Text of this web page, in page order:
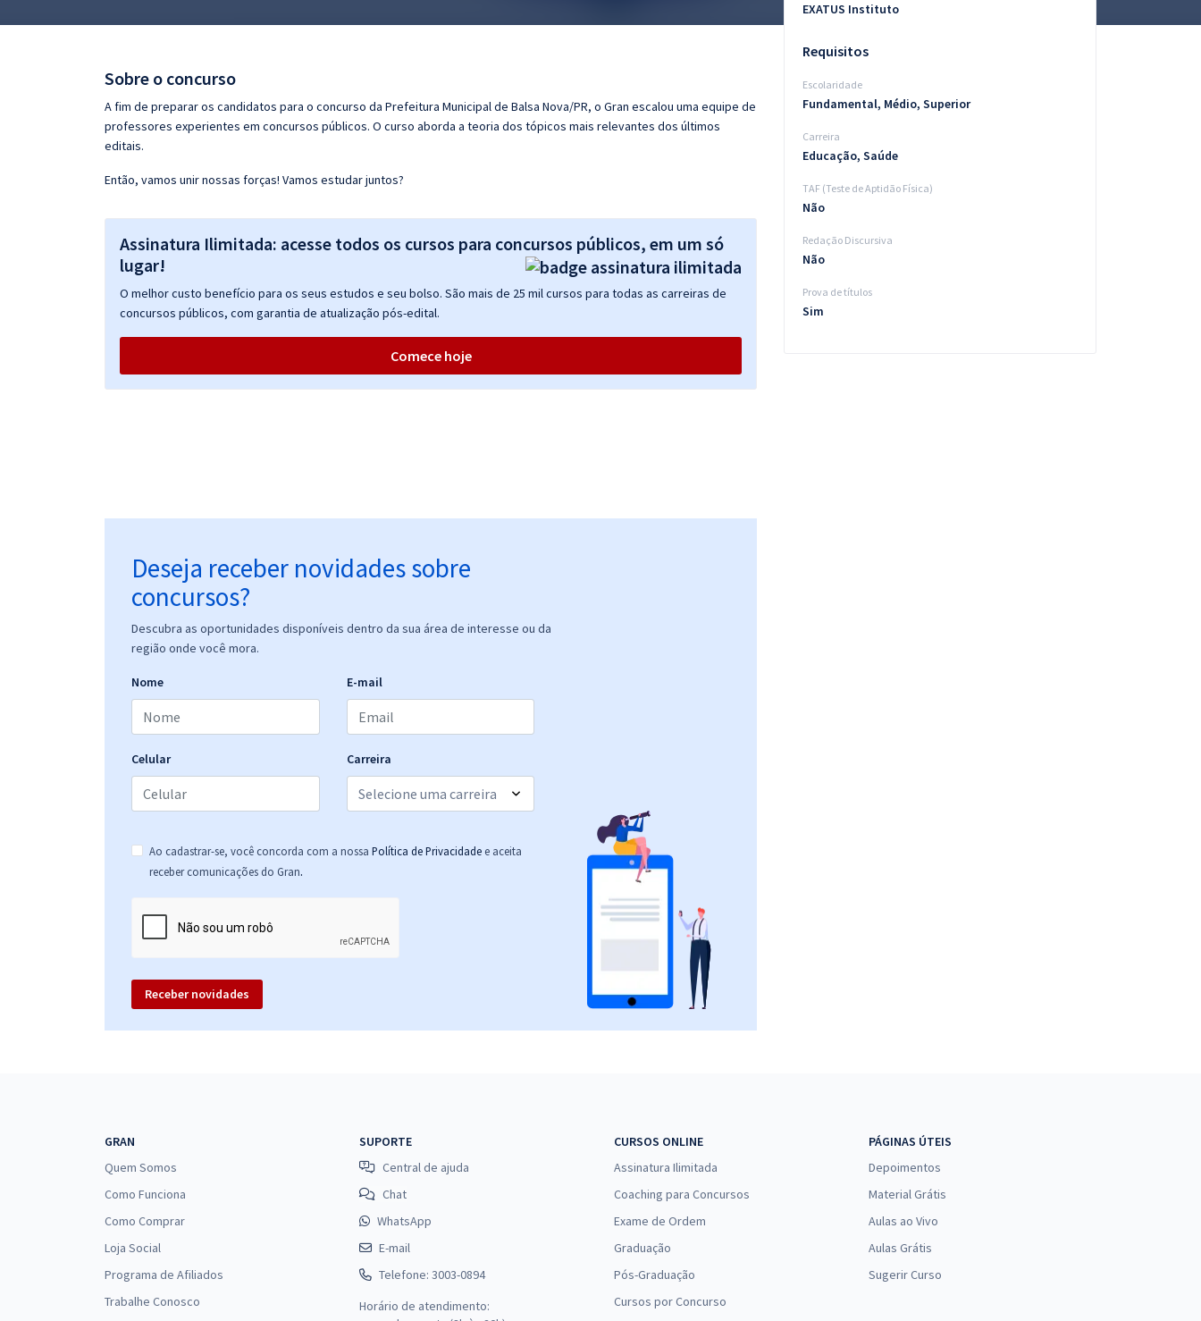
Questões grátis
Conteúdo gratuito
Sobre o concurso
A fim de preparar os candidatos para o concurso da Prefeitura Municipal de Balsa Nova/PR, o Gran escalou uma equipe de
professores experientes em concursos públicos. O curso aborda a teoria dos tópicos mais relevantes dos últimos
editais.
Então, vamos unir nossas forças! Vamos estudar juntos?
Assinatura Ilimitada: acesse todos os cursos para concursos públicos, em um só
lugar!
O melhor custo benefício para os seus estudos e seu bolso. São mais de 25 mil cursos para todas as carreiras de
concursos públicos, com garantia de atualização pós-edital.
Comece hoje
Deseja receber novidades sobre
concursos?
Descubra as oportunidades disponíveis dentro da sua área de interesse ou da
região onde você mora.
Nome E-mail
Celular Carreira
Ao cadastrar-se, você concorda com a nossa Política de Privacidade e aceita
receber comunicações do Gran.
Receber novidades
EXATUS Instituto
Requisitos
Escolaridade
Fundamental, Médio, Superior
Carreira
Educação, Saúde
TAF (Teste de Aptidão Física)
Não
Redação Discursiva
Não
Prova de títulos
Sim
GRAN
Quem Somos
Como Funciona
Como Comprar
Loja Social
Programa de Afiliados
Trabalhe Conosco
SUPORTE
Central de ajuda
Chat
WhatsApp
E-mail
Telefone: 3003-0894
Horário de atendimento:
CURSOS ONLINE
Assinatura Ilimitada
Coaching para Concursos
Exame de Ordem
Graduação
Pós-Graduação
Cursos por Concurso
PÁGINAS ÚTEIS
Depoimentos
Material Grátis
Aulas ao Vivo
Aulas Grátis
Sugerir Curso